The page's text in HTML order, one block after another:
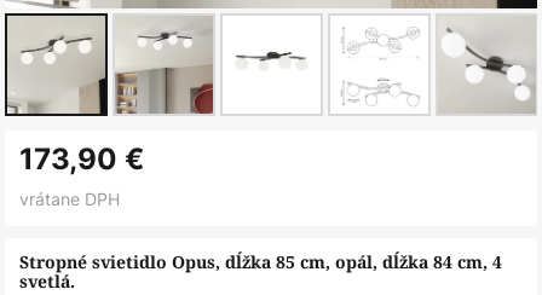
na
začiatok
obrázkov
Stropné svietidlo Opus, dĺžka 85 cm, opál, dĺžka 84 cm, 4
svetlá.
173,90 €
vrátane DPH